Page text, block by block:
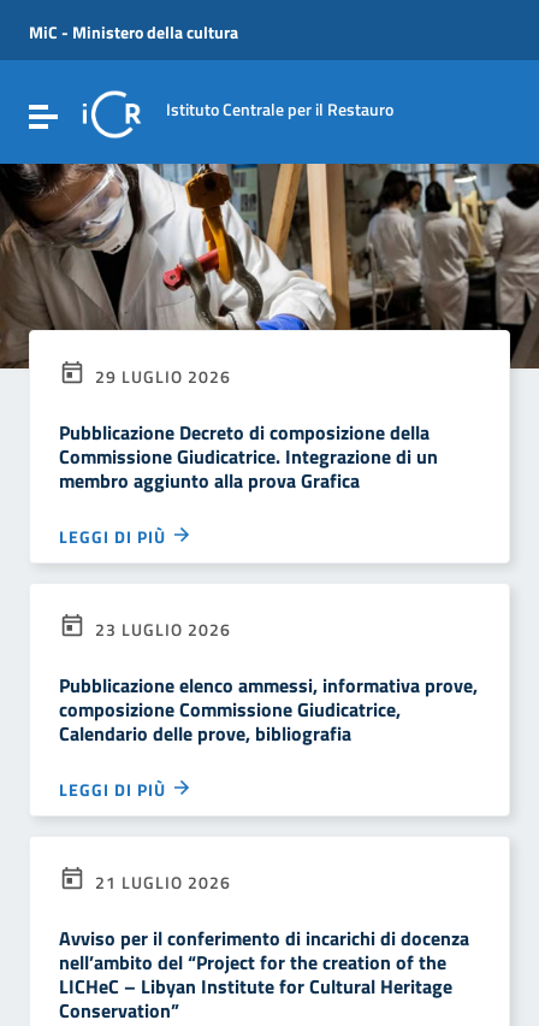
Vai al menu di navigazione
Vai al footer
MiC - Ministero della cultura
Attiva / disattiva la navigazione
Istituto Centrale per il Restauro
29 LUGLIO 2026
Pubblicazione Decreto di composizione della
Commissione Giudicatrice. Integrazione di un
membro aggiunto alla prova Grafica
LEGGI DI PIÙ
23 LUGLIO 2026
Pubblicazione elenco ammessi, informativa prove,
composizione Commissione Giudicatrice,
Calendario delle prove, bibliografia
LEGGI DI PIÙ
21 LUGLIO 2026
Avviso per il conferimento di incarichi di docenza
nell’ambito del “Project for the creation of the
LICHeC – Libyan Institute for Cultural Heritage
Conservation”